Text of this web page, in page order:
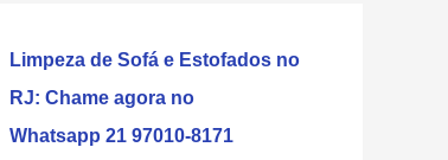
Limpeza de Sofá e Estofados no
RJ: Chame agora no
Whatsapp 21 97010-8171